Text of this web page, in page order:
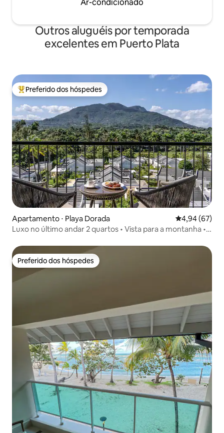
Ar-condicionado
Outros aluguéis por temporada
excelentes em Puerto Plata
Entre os melhores preferidos dos hóspedes
Preferido dos hóspedes
Apartamento ⋅ Playa Dorada 4,94 de uma
4,94 (67)
Luxo no último andar 2 quartos • Vista para a montanha •
Preferido dos hóspedes
Preferido dos hóspedes